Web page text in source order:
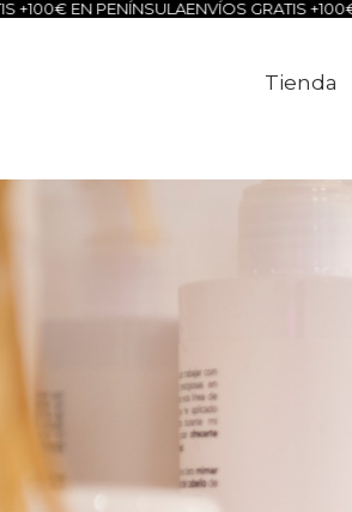
PENÍNSULAENVÍOS GRATIS +100€ EN
Tienda